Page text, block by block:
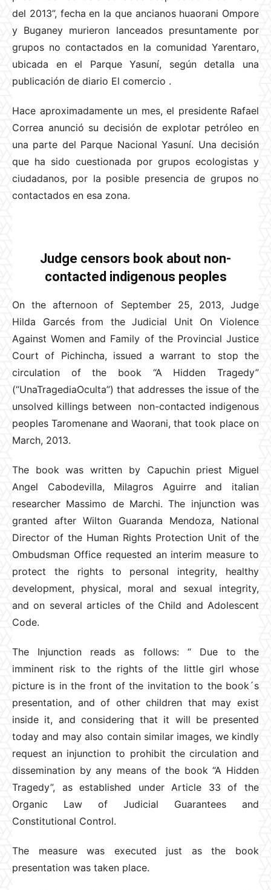
del 2013”, fecha en la que ancianos huaorani Ompore
y Buganey murieron lanceados presuntamente por
grupos no contactados en la comunidad Yarentaro,
ubicada en el Parque Yasuní, según detalla una
publicación de diario El comercio .
Hace aproximadamente un mes, el presidente Rafael
Correa anunció su decisión de explotar petróleo en
una parte del Parque Nacional Yasuní. Una decisión
que ha sido cuestionada por grupos ecologistas y
ciudadanos, por la posible presencia de grupos no
contactados en esa zona.
Judge censors book about non-
contacted indigenous peoples
On the afternoon of September 25, 2013, Judge
Hilda Garcés from the Judicial Unit On Violence
Against Women and Family of the Provincial Justice
Court of Pichincha, issued a warrant to stop the
circulation of the book “A Hidden Tragedy”
(“UnaTragediaOculta”) that addresses the issue of the
unsolved killings between non-contacted indigenous
peoples Taromenane and Waorani, that took place on
March, 2013.
The book was written by Capuchin priest Miguel
Angel Cabodevilla, Milagros Aguirre and italian
researcher Massimo de Marchi. The injunction was
granted after Wilton Guaranda Mendoza, National
Director of the Human Rights Protection Unit of the
Ombudsman Office requested an interim measure to
protect the rights to personal integrity, healthy
development, physical, moral and sexual integrity,
and on several articles of the Child and Adolescent
Code.
The Injunction reads as follows: “ Due to the
imminent risk to the rights of the little girl whose
picture is in the front of the invitation to the book´s
presentation, and of other children that may exist
inside it, and considering that it will be presented
today and may also contain similar images, we kindly
request an injunction to prohibit the circulation and
dissemination by any means of the book “A Hidden
Tragedy”, as established under Article 33 of the
Organic Law of Judicial Guarantees and
Constitutional Control.
The measure was executed just as the book
presentation was taken place.